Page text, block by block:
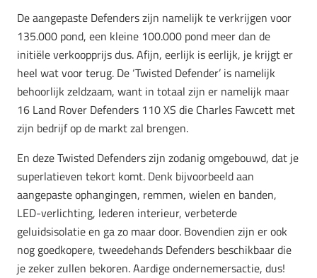
De aangepaste Defenders zijn namelijk te verkrijgen voor
135.000 pond, een kleine 100.000 pond meer dan de
initiële verkoopprijs dus. Afijn, eerlijk is eerlijk, je krijgt er
heel wat voor terug. De ‘Twisted Defender’ is namelijk
behoorlijk zeldzaam, want in totaal zijn er namelijk maar
16 Land Rover Defenders 110 XS die Charles Fawcett met
zijn bedrijf op de markt zal brengen.
En deze Twisted Defenders zijn zodanig omgebouwd, dat je
superlatieven tekort komt. Denk bijvoorbeeld aan
aangepaste ophangingen, remmen, wielen en banden,
LED-verlichting, lederen interieur, verbeterde
geluidsisolatie en ga zo maar door. Bovendien zijn er ook
nog goedkopere, tweedehands Defenders beschikbaar die
je zeker zullen bekoren. Aardige ondernemersactie, dus!